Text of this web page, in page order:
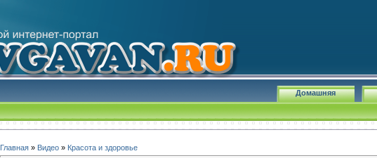
Домашняя
Главная » Видео » Красота и здоровье